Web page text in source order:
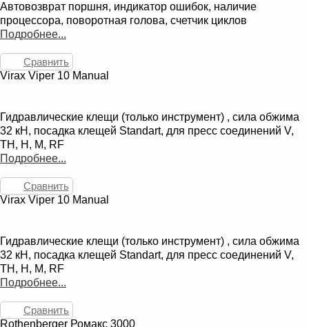
Автовозврат поршня, индикатор ошибок, наличие
процессора, поворотная голова, счетчик циклов
Подробнее...
Сравнить
Virax Viper 10 Manual
Гидравлические клещи (только инструмент) , сила обжима
32 кН, посадка клещей Standart, для пресс соединений V,
TH, H, M, RF
Подробнее...
Сравнить
Virax Viper 10 Manual
Гидравлические клещи (только инструмент) , сила обжима
32 кН, посадка клещей Standart, для пресс соединений V,
TH, H, M, RF
Подробнее...
Сравнить
Rothenberger Ромакс 3000